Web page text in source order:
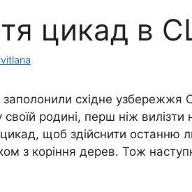
цикад в
східне узбережжя
родині, перш ніж
цикад, щоб здійснити останню
з коріння дерев. Тож